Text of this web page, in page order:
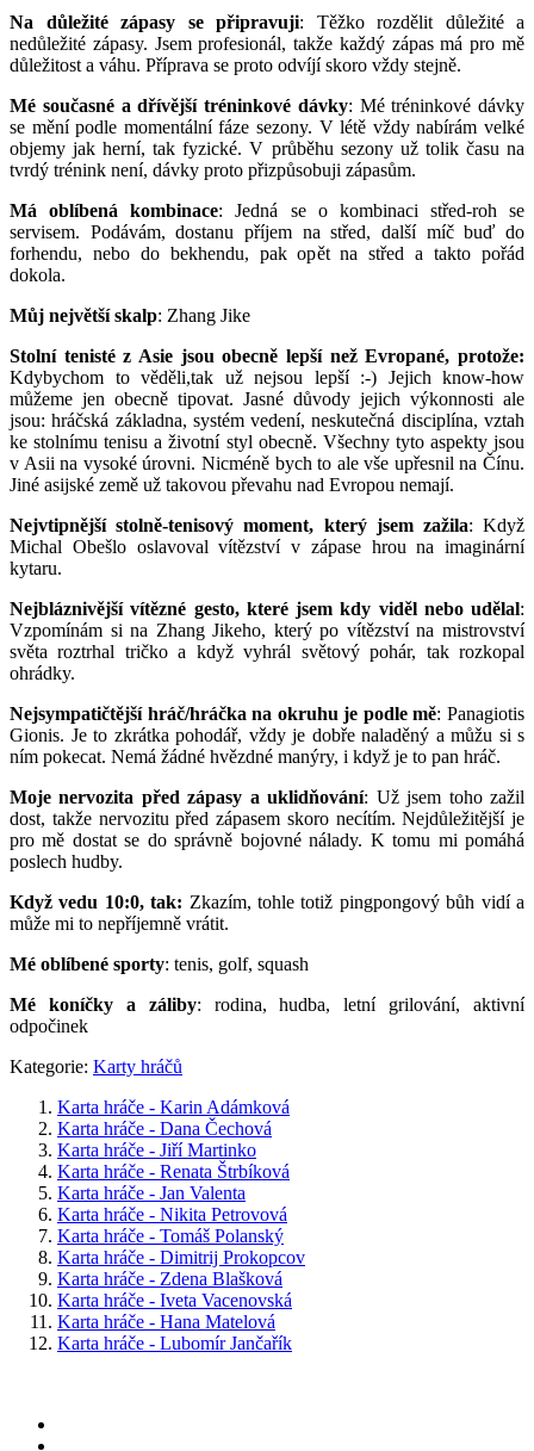
Na důležité zápasy se připravuji: Těžko rozdělit důležité a
nedůležité zápasy. Jsem profesionál, takže každý zápas má pro mě
důležitost a váhu. Příprava se proto odvíjí skoro vždy stejně.
Mé současné a dřívější tréninkové dávky: Mé tréninkové dávky
se mění podle momentální fáze sezony. V létě vždy nabírám velké
objemy jak herní, tak fyzické. V průběhu sezony už tolik času na
tvrdý trénink není, dávky proto přizpůsobuji zápasům.
Má oblíbená kombinace: Jedná se o kombinaci střed-roh se
servisem. Podávám, dostanu příjem na střed, další míč buď do
forhendu, nebo do bekhendu, pak opět na střed a takto pořád
dokola.
Můj největší skalp: Zhang Jike
Stolní tenisté z Asie jsou obecně lepší než Evropané, protože:
Kdybychom to věděli,tak už nejsou lepší :-) Jejich know-how
můžeme jen obecně tipovat. Jasné důvody jejich výkonnosti ale
jsou: hráčská základna, systém vedení, neskutečná disciplína, vztah
ke stolnímu tenisu a životní styl obecně. Všechny tyto aspekty jsou
v Asii na vysoké úrovni. Nicméně bych to ale vše upřesnil na Čínu.
Jiné asijské země už takovou převahu nad Evropou nemají.
Nejvtipnější stolně-tenisový moment, který jsem zažila: Když
Michal Obešlo oslavoval vítězství v zápase hrou na imaginární
kytaru.
Nejbláznivější vítězné gesto, které jsem kdy viděl nebo udělal:
Vzpomínám si na Zhang Jikeho, který po vítězství na mistrovství
světa roztrhal tričko a když vyhrál světový pohár, tak rozkopal
ohrádky.
Nejsympatičtější hráč/hráčka na okruhu je podle mě: Panagiotis
Gionis. Je to zkrátka pohodář, vždy je dobře naladěný a můžu si s
ním pokecat. Nemá žádné hvězdné manýry, i když je to pan hráč.
Moje nervozita před zápasy a uklidňování: Už jsem toho zažil
dost, takže nervozitu před zápasem skoro necítím. Nejdůležitější je
pro mě dostat se do správně bojovné nálady. K tomu mi pomáhá
poslech hudby.
Když vedu 10:0, tak: Zkazím, tohle totiž pingpongový bůh vidí a
může mi to nepříjemně vrátit.
Mé oblíbené sporty: tenis, golf, squash
Mé koníčky a záliby: rodina, hudba, letní grilování, aktivní
odpočinek
Kategorie: Karty hráčů
Karta hráče - Karin Adámková
Karta hráče - Dana Čechová
Karta hráče - Jiří Martinko
Karta hráče - Renata Štrbíková
Karta hráče - Jan Valenta
Karta hráče - Nikita Petrovová
Karta hráče - Tomáš Polanský
Karta hráče - Dimitrij Prokopcov
Karta hráče - Zdena Blašková
Karta hráče - Iveta Vacenovská
Karta hráče - Hana Matelová
Karta hráče - Lubomír Jančařík